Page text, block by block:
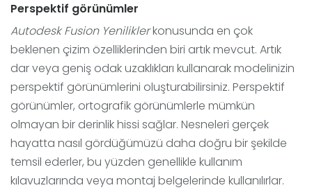
Perspektif görünümler
Autodesk Fusion Yeniliklerkonusunda en çok
beklenen çizim özelliklerinden biri artık mevcut. Artık
dar veya geniş odak uzaklıkları kullanarak modelinizin
perspektif görünümlerini oluşturabilirsiniz. Perspektif
görünümler, ortografik görünümlerle mümkün
olmayan bir derinlik hissi sağlar. Nesneleri gerçek
hayatta nasıl gördüğümüzü daha doğru bir şekilde
temsil ederler, bu yüzden genellikle kullanım
kılavuzlarında veya montaj belgelerinde kullanılırlar.